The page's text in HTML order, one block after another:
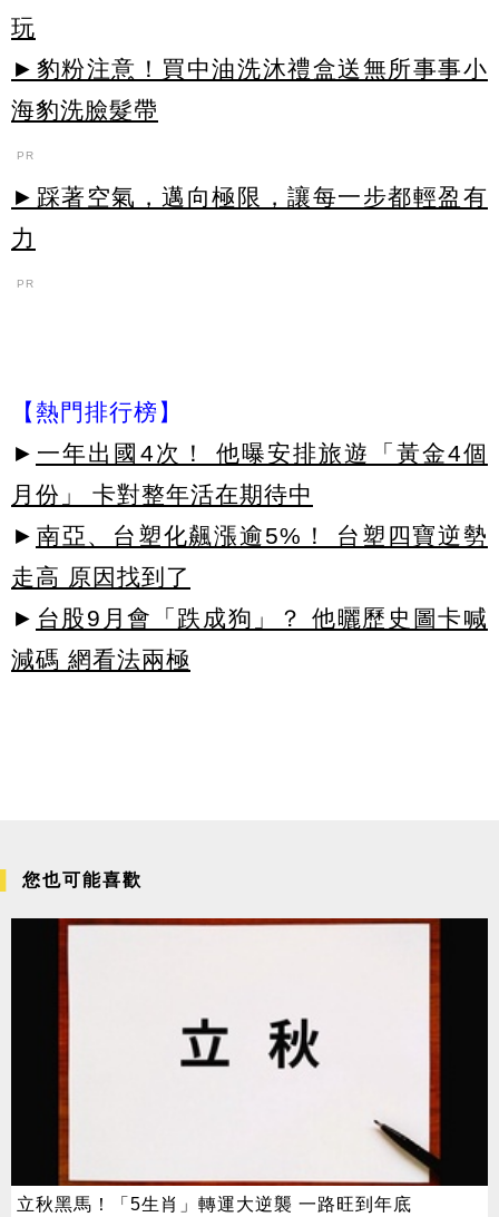
玩
►豹粉注意！買中油洗沐禮盒送無所事事小
海豹洗臉髮帶
PR
►踩著空氣，邁向極限，讓每一步都輕盈有
力
PR
【熱門排行榜】
► 一年出國4次！ 他曝安排旅遊「黃金4個
月份」 卡對整年活在期待中
► 南亞、台塑化飆漲逾5%！ 台塑四寶逆勢
走高 原因找到了
► 台股9月會「跌成狗」？ 他曬歷史圖卡喊
減碼 網看法兩極
您也可能喜歡
立秋黑馬！「5生肖」轉運大逆襲 一路旺到年底